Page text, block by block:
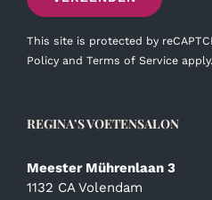
This site is protected by
Policy and Terms of Service apply.
REGINA’S VOETENSALON
Meester Mührenlaan 3
1132 CA Volendam